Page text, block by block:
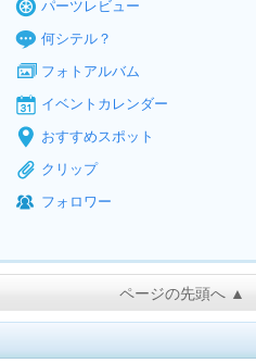
パーツレビュー
何シテル？
フォトアルバム
イベントカレンダー
おすすめスポット
クリップ
フォロワー
ページの先頭へ ▲